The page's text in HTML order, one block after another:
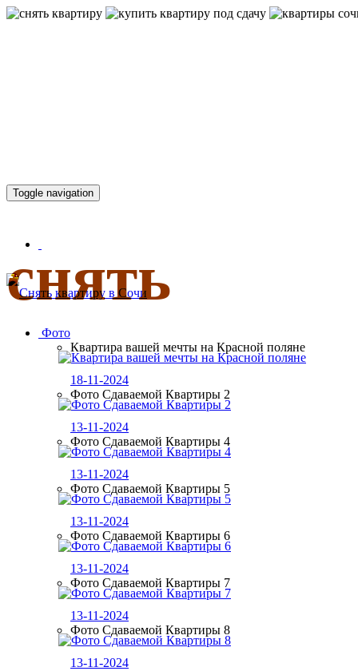
снять
Toggle navigation
Фото
Квартира вашей мечты на Красной поляне
18-11-2024
Фото Сдаваемой Квартиры 2
13-11-2024
Фото Сдаваемой Квартиры 4
13-11-2024
Фото Сдаваемой Квартиры 5
13-11-2024
Фото Сдаваемой Квартиры 6
13-11-2024
Фото Сдаваемой Квартиры 7
13-11-2024
Фото Сдаваемой Квартиры 8
13-11-2024